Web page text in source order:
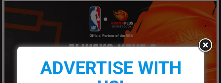
ADVERTISE WITH